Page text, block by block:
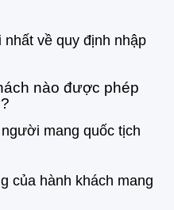
về quy định nhập
nào được phép
mang quốc tịch
của hành khách mang